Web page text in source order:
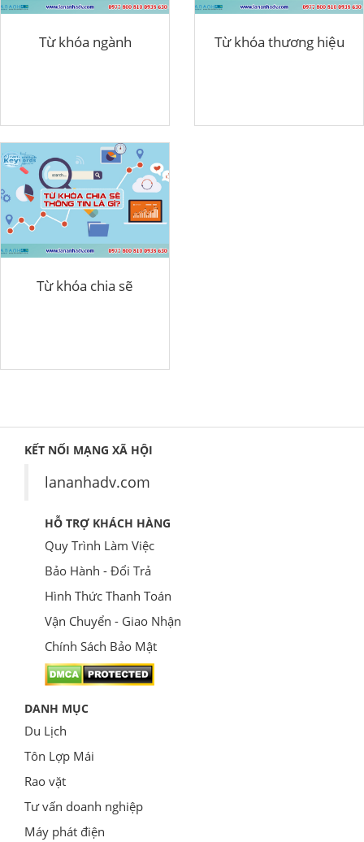
Từ khóa ngành Từ khóa thương hiệu
Từ khóa chia sẽ
KẾT NỐI MẠNG XÃ HỘI
lananhadv.com
HỖ TRỢ KHÁCH HÀNG
Quy Trình Làm Việc
Bảo Hành - Đổi Trả
Hình Thức Thanh Toán
Vận Chuyển - Giao Nhận
Chính Sách Bảo Mật
DANH MỤC
Du Lịch
Tôn Lợp Mái
Rao vặt
Tư vấn doanh nghiệp
Máy phát điện